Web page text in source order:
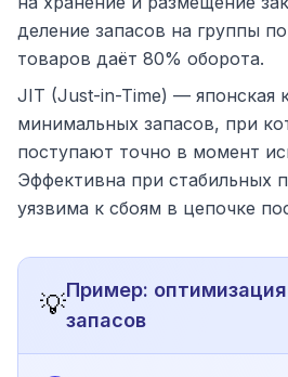
деление запасов на группы
товаров даёт 80% оборота.
JIT (Just-in-Time) — японская
минимальных запасов, при
поступают точно в момент
Эффективна при стабильных
уязвима к сбоям в цепочке
💡Пример:
запасов